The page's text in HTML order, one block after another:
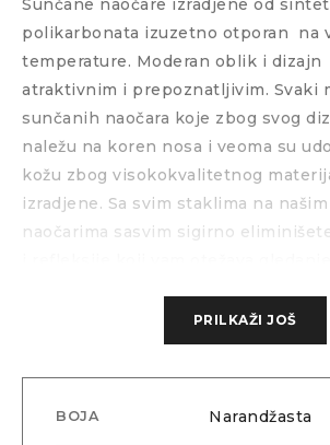
Sunčane naočare izradjene od
polikarbonata izuzetno otporan
na
temperature. Moderan oblik i dizajn
atraktivnim i prepoznatljivim. Svaki
sunčanih naočara koje zbog svog
naležu na koren nosa i veoma su
kožu zbog visokokvalitetnog
izradjene. Sa svim staklima na
naočarima sasvim sigirno
vremenskim uslovima gde nam
snega veoma otežava
poseduju najviše nivoe zaštite što
PRILKAŽI JOŠ
BOJA Narandžasta